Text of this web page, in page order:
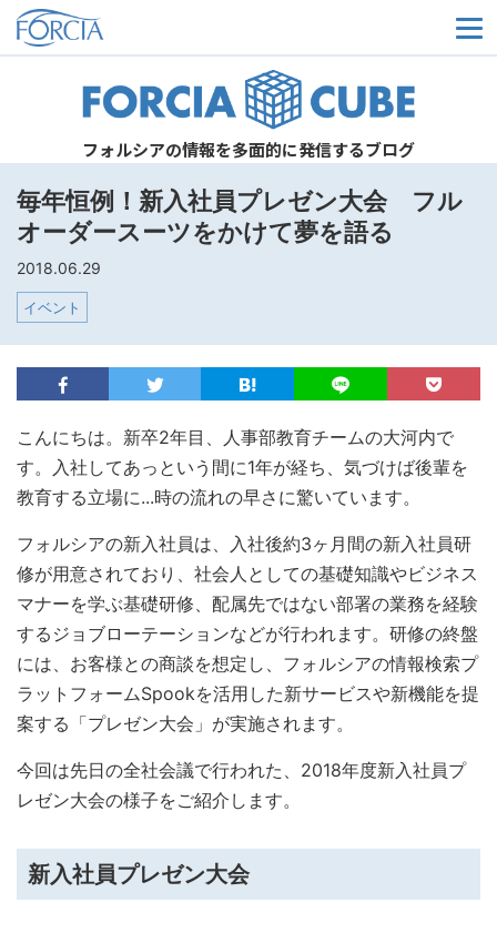
メ
フォルシアの情報を多面的に発信するブログ
毎年恒例！新入社員プレゼン大会 フル
オーダースーツをかけて夢を語る
2018.06.29
イベント
こんにちは。新卒2年目、人事部教育チームの大河内で
す。入社してあっという間に1年が経ち、気づけば後輩を
教育する立場に...時の流れの早さに驚いています。
フォルシアの新入社員は、入社後約3ヶ月間の新入社員研
修が用意されており、社会人としての基礎知識やビジネス
マナーを学ぶ基礎研修、配属先ではない部署の業務を経験
するジョブローテーションなどが行われます。研修の終盤
には、お客様との商談を想定し、フォルシアの情報検索プ
ラットフォームSpookを活用した新サービスや新機能を提
案する「プレゼン大会」が実施されます。
今回は先日の全社会議で行われた、2018年度新入社員プ
レゼン大会の様子をご紹介します。
新入社員プレゼン大会